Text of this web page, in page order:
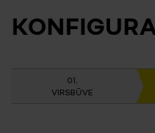
VIRSBŪVE